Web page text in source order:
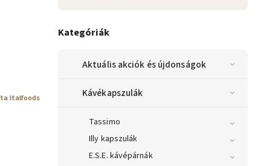
Kategóriák
Aktuális akciók és újdonságok
Kávékapszulák
Tassimo
Illy kapszulák
E.S.E. kávépárnák
Italfoods